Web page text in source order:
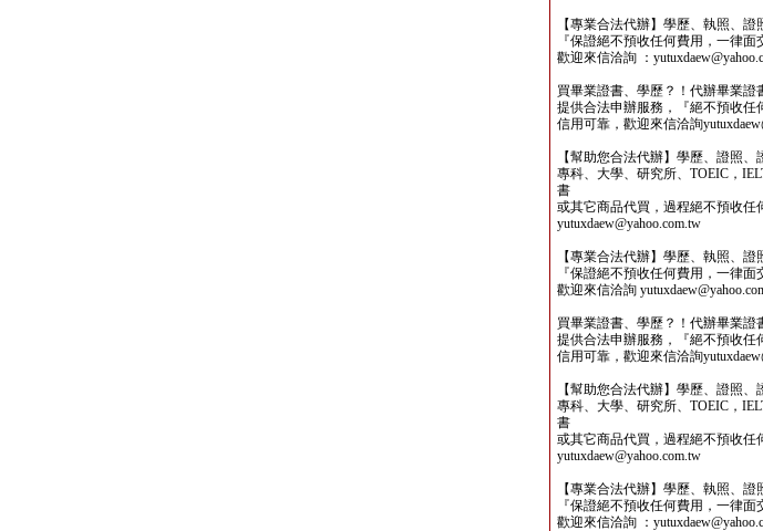
【專業合法代辦】學歷、執照、證
『保證絕不預收任何費用，一律
歡迎來信洽詢 ：
買畢業證書、學歷？！代辦畢業證
提供合法申辦服務，『絕不預收任
信用可靠，歡迎來信洽詢
【幫助您合法代辦】學歷、證照
專科、大學、研究所、TOEIC，
書
或其它商品代買，過程絕不預收任
yutuxdaew@yahoo.com.tw
【專業合法代辦】學歷、執照、證
『保證絕不預收任何費用，一律
歡迎來信洽詢
買畢業證書、學歷？！代辦畢業證
提供合法申辦服務，『絕不預收任
信用可靠，歡迎來信洽詢
【幫助您合法代辦】學歷、證照
專科、大學、研究所、TOEIC，
書
或其它商品代買，過程絕不預收任
yutuxdaew@yahoo.com.tw
【專業合法代辦】學歷、執照、證
『保證絕不預收任何費用，一律
歡迎來信洽詢 ：